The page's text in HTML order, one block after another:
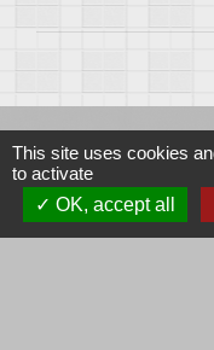
Contacts
Mairie de
2 rue de la Garenne
This site uses cookies
to activate
OK, accept all